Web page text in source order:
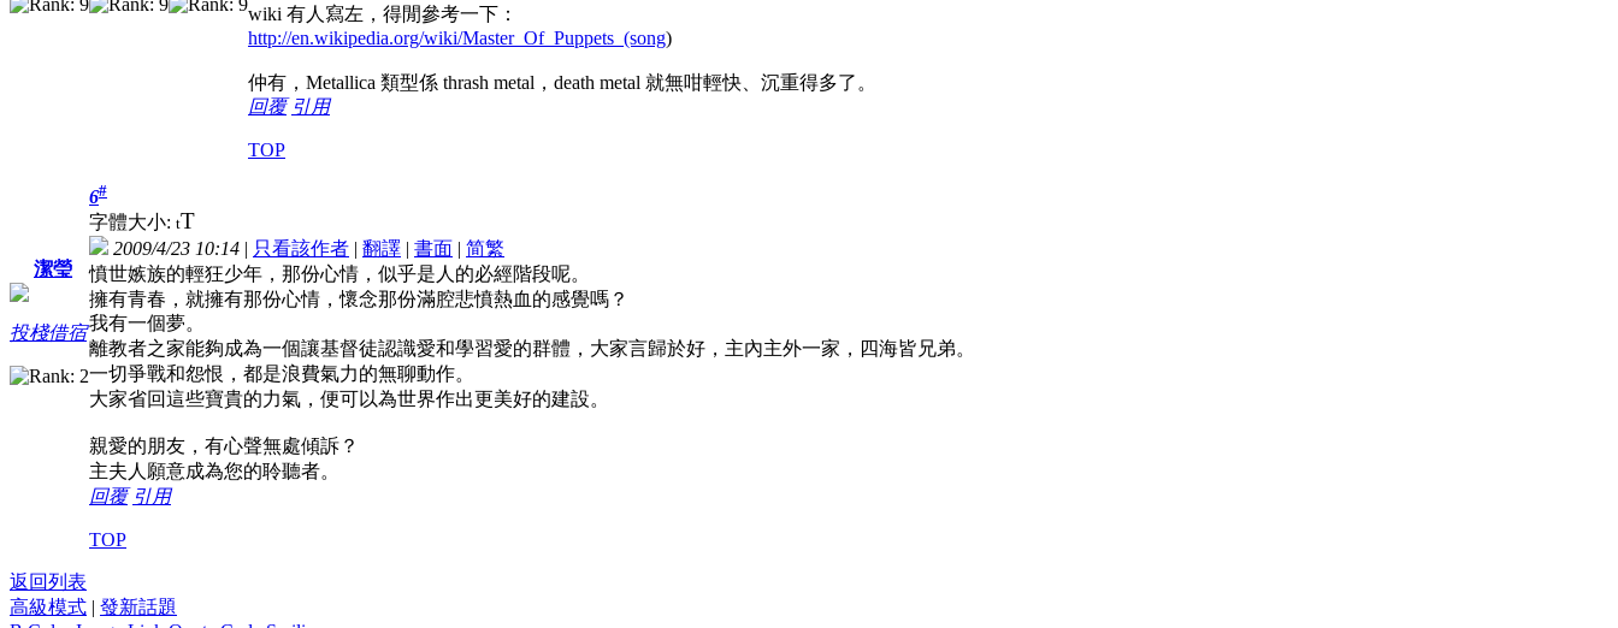
wiki 有人寫左，得閒參考一下：
http://en.wikipedia.org/wiki/Master_Of_Puppets_(song)
仲有，Metallica 類型係 thrash metal，death metal 就無咁輕快、沉重得多了。
回覆 引用
TOP
潔瑩
投棧借宿
6#
字體大小: tT
2009/4/23 10:14 | 只看該作者 | 翻譯 | 書面 | 简繁
憤世嫉族的輕狂少年，那份心情，似乎是人的必經階段呢。
擁有青春，就擁有那份心情，懷念那份滿腔悲憤熱血的感覺嗎？
我有一個夢。
離教者之家能夠成為一個讓基督徒認識愛和學習愛的群體，大家言歸於好，主內主外一家，四海皆兄弟。
一切爭戰和怨恨，都是浪費氣力的無聊動作。
大家省回這些寶貴的力氣，便可以為世界作出更美好的建設。
親愛的朋友，有心聲無處傾訴？
主夫人願意成為您的聆聽者。
回覆 引用
TOP
返回列表
高級模式 | 發新話題